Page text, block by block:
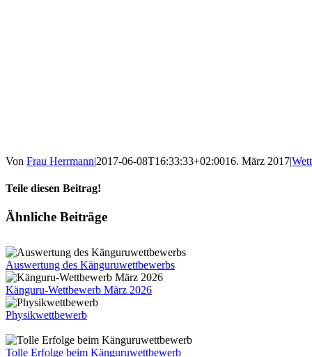
Von Frau Herrmann|2017-06-08T16:33:33+02:0016. März 2017|
Teile diesen Beitrag!
Facebook
X
Tumblr
Pinterest
E-
Ähnliche Beiträge
Auswertung des Känguruwettbewerbs
Känguru-Wettbewerb März 2026
Physikwettbewerb
Tolle Erfolge beim Känguruwettbewerb